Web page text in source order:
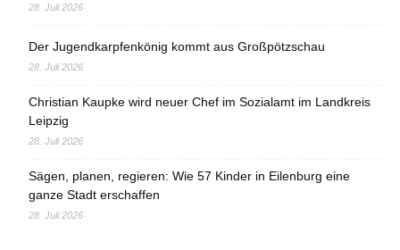
28. Juli 2026
Der Jugendkarpfenkönig kommt aus Großpötzschau
28. Juli 2026
Christian Kaupke wird neuer Chef im Sozialamt im Landkreis
Leipzig
28. Juli 2026
Sägen, planen, regieren: Wie 57 Kinder in Eilenburg eine
ganze Stadt erschaffen
28. Juli 2026